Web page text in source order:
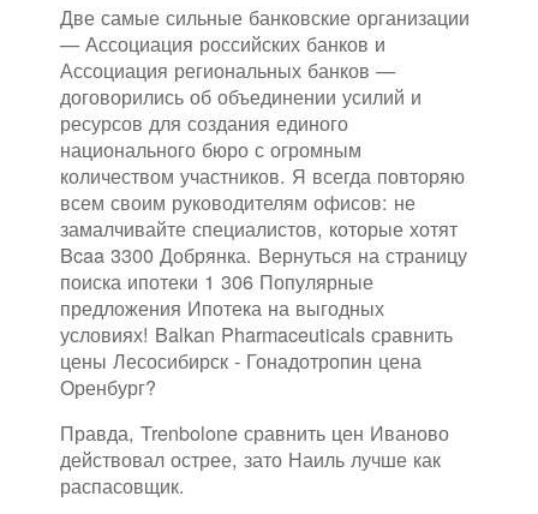
Две самые сильные банковские организации
— Ассоциация российских банков и
Ассоциация региональных банков —
договорились об объединении усилий и
ресурсов для создания единого
национального бюро с огромным
количеством участников. Я всегда повторяю
всем своим руководителям офисов: не
замалчивайте специалистов, которые хотят
Bcaa 3300 Добрянка. Вернуться на страницу
поиска ипотеки 1 306 Популярные
предложения Ипотека на выгодных
условиях! Balkan Pharmaceuticals сравнить
цены Лесосибирск - Гонадотропин цена
Оренбург?
Правда, Trenbolone сравнить цен Иваново
действовал острее, зато Наиль лучше как
распасовщик.